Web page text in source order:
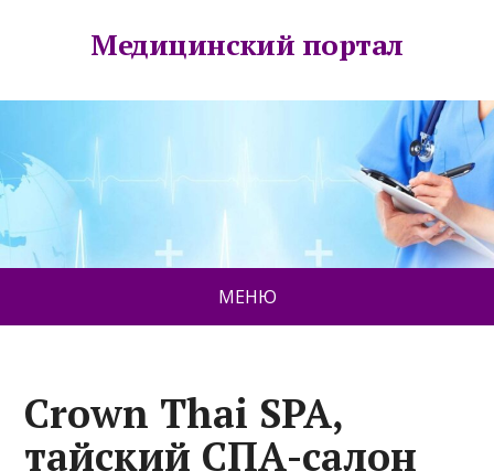
Медицинский портал
МЕНЮ
Crown Thai SPA,
тайский СПА-салон